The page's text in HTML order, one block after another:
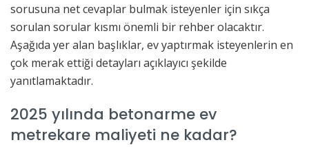
sorusuna net cevaplar bulmak isteyenler için sıkça
sorulan sorular kısmı önemli bir rehber olacaktır.
Aşağıda yer alan başlıklar, ev yaptırmak isteyenlerin en
çok merak ettiği detayları açıklayıcı şekilde
yanıtlamaktadır.
2025 yılında betonarme ev
metrekare maliyeti ne kadar?